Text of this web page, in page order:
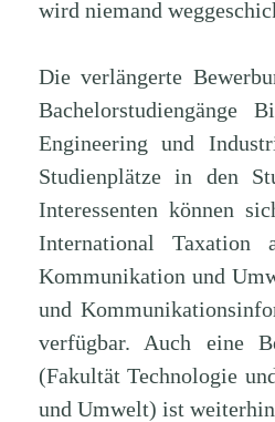
wird niemand
Die verlängerte
Bachelorstudiengänge
Engineering und
Studienplätze in den
Interessenten können
International Taxation
Kommunikation und
und
verfügbar. Auch eine
(Fakultät Technologie
und Umwelt) ist